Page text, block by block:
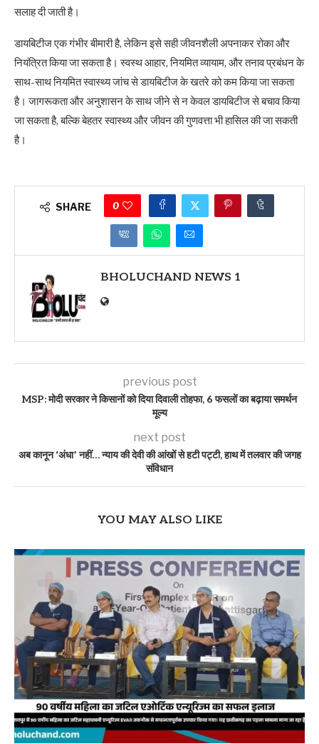
सलाह दी जाती है।
डायबिटीज एक गंभीर बीमारी है, लेकिन इसे सही जीवनशैली अपनाकर रोका और
नियंत्रित किया जा सकता है। स्वस्थ आहार, नियमित व्यायाम, और तनाव प्रबंधन के
साथ-साथ नियमित स्वास्थ्य जांच से डायबिटीज के खतरे को कम किया जा सकता
है। जागरूकता और अनुशासन के साथ जीने से न केवल डायबिटीज से बचाव किया
जा सकता है, बल्कि बेहतर स्वास्थ्य और जीवन की गुणवत्ता भी हासिल की जा सकती
है।
SHARE 0
BHOLUCHAND NEWS 1
previous post
MSP: मोदी सरकार ने किसानों को दिया दिवाली तोहफा, 6 फसलों का बढ़ाया समर्थन
मूल्य
next post
अब कानून ‘अंधा’ नहीं… न्याय की देवी की आंखों से हटी पट्टी, हाथ में तलवार की जगह
संविधान
YOU MAY ALSO LIKE